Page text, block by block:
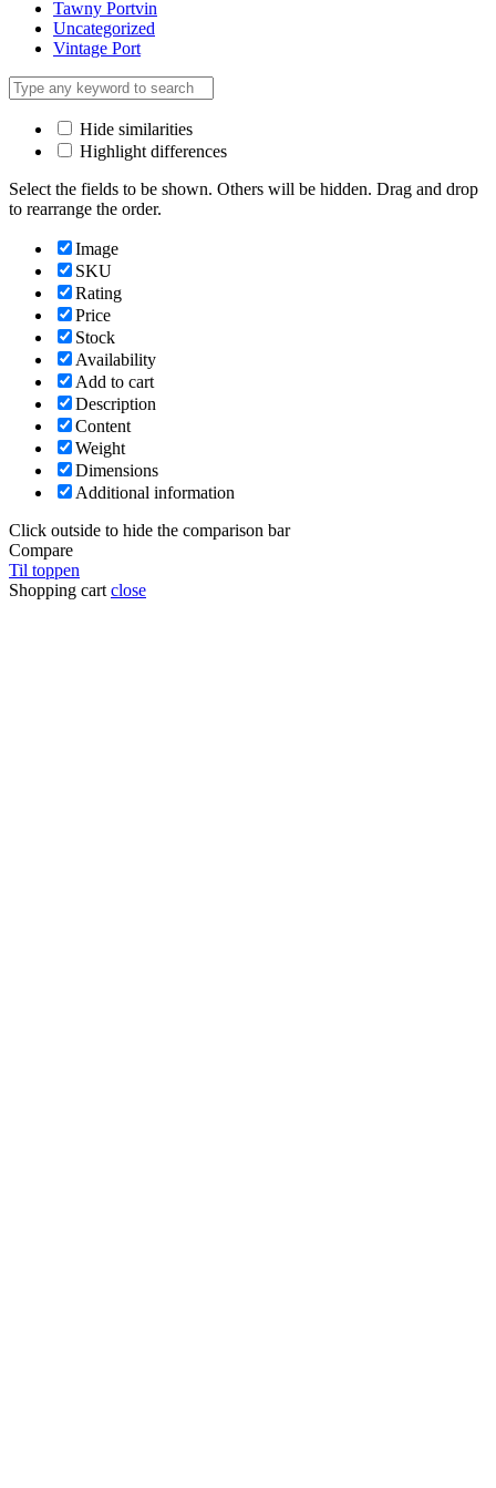
Tawny Portvin
Uncategorized
Vintage Port
Hide similarities
Highlight differences
Select the fields to be shown. Others will be hidden. Drag and drop
to rearrange the order.
Image
SKU
Rating
Price
Stock
Availability
Add to cart
Description
Content
Weight
Dimensions
Additional information
Click outside to hide the comparison bar
Compare
Til toppen
Shopping cart close